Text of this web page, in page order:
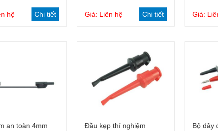
hệ
Chi tiết Giá: Liên hệ Chi tiết Giá:
Giỏ hàng
an toàn 4mm Giỏ hàng
Đầu kẹp thí nghiệm
Bộ dây